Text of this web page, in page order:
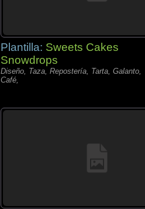
Plantilla: Sweets Cakes
Snowdrops
Diseño, Taza, Repostería, Tarta, Galanto,
Café,